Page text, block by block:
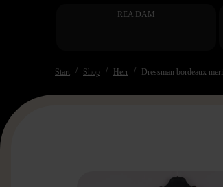
REA DAM
Start Shop Herr Dressman bordeaux